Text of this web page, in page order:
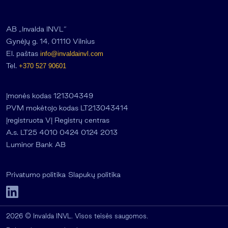
AB „Invalda INVL“
Gynėjų g. 14, 01110 Vilnius
El. paštas info@invaldainvl.com
Tel. +370 527 90601
Įmonės kodas 121304349
PVM mokėtojo kodas LT213043414
Įregistruota VĮ Registrų centras
A.s. LT25 4010 0424 0124 2013
Luminor Bank AB
Privatumo politika Slapukų politika
2026 © Invalda INVL. Visos teisės saugomos.